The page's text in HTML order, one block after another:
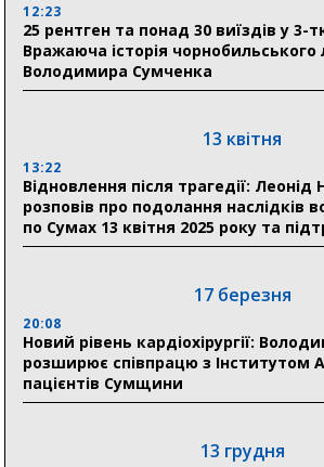
21:01
До 19 400 гривень на паливо:
Сумщини пояснив, як отримати
«Укрексімбанк» припиняє виплату
людям
11:00
Артем Кобзар вручив родинам 20
19:38
Сумська клінічна лікарня Святого
здобула головну відзнаку в
12:23
25 рентген та понад 30 виїздів у 3-
Вражаюча історія чорнобильського
Володимира Сумченка
13 квітня
13:22
Відновлення після трагедії: Леонід
розповів про подолання наслідків
по Сумах 13 квітня 2025 року та
17 березня
20:08
Новий рівень кардіохірургії:
розширює співпрацю з Інститутом
пацієнтів Сумщини
13 грудня